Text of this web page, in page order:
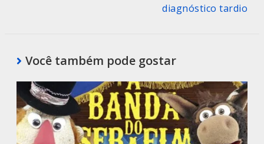
diagnóstico tardio
Você também pode gostar